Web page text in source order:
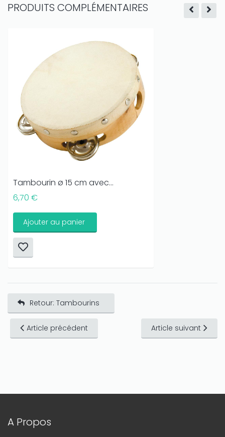
PRODUITS COMPLÉMENTAIRES
Tambourin ø 15 cm avec...
6,70 €
Ajouter au panier
Retour: Tambourins
Article précédent Article suivant
A Propos